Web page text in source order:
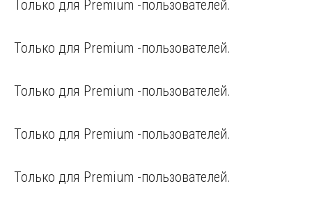
Только для Premium -пользователей.
Только для Premium -пользователей.
Только для Premium -пользователей.
Только для Premium -пользователей.
Только для Premium -пользователей.